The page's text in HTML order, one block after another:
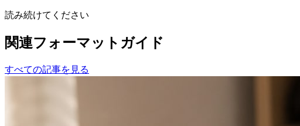
読み続けてください
関連フォーマットガイド
すべての記事を見る